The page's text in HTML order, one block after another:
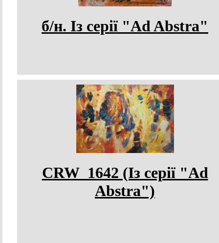
б/н. Із серії "Ad Abstra"
CRW_1642 (Із серії "Ad
Abstra")